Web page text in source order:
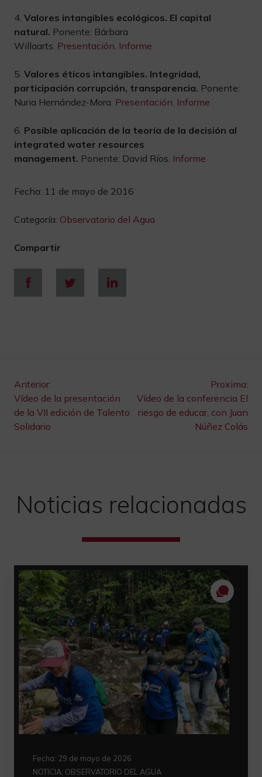
4. Valores intangibles ecológicos. El capital
natural. Ponente: Bárbara
Willaarts. Presentación. Informe
5. Valores éticos intangibles. Integridad,
participación corrupción, transparencia. Ponente:
Nuria Hernández-Mora. Presentación. Informe
6. Posible aplicación de la teoría de la decisión al
integrated water resources
management. Ponente: David Ríos. Informe
Fecha: 11 de mayo de 2016
Categoría: Observatorio del Agua
Compartir
Navegación
de
Anterior:
Vídeo de la presentación
de la VII edición de Talento
Solidario
Proxima:
Vídeo de la conferencia El
riesgo de educar, con Juan
Núñez Colás
Noticias relacionadas
Fecha: 29 de mayo de 2026
NOTICIA, OBSERVATORIO DEL AGUA